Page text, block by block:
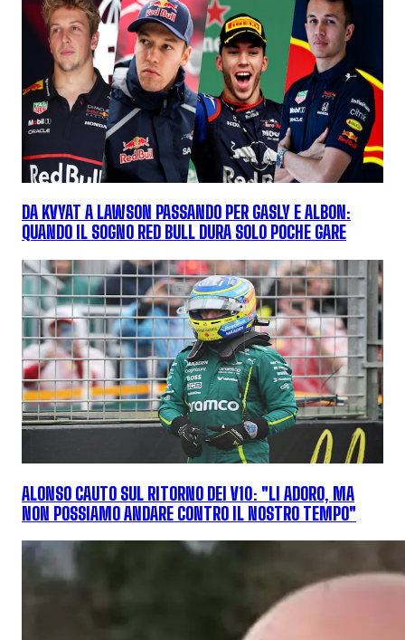
DA KVYAT A LAWSON PASSANDO PER GASLY E ALBON:
QUANDO IL SOGNO RED BULL DURA SOLO POCHE GARE
ALONSO CAUTO SUL RITORNO DEI V10: "LI ADORO, MA
NON POSSIAMO ANDARE CONTRO IL NOSTRO TEMPO"